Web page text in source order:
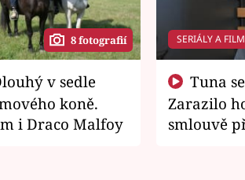
8 fotografií
koně.
i Draco Malfoy
SERIÁLY A
Zarazilo
smlouvě